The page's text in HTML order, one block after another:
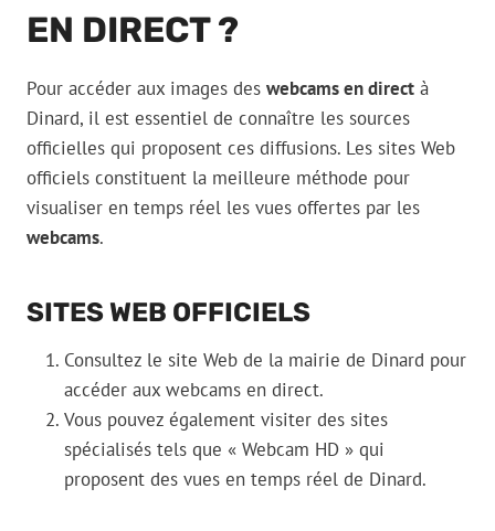
EN DIRECT ?
Pour accéder aux images des webcams en direct à
Dinard, il est essentiel de connaître les sources
officielles qui proposent ces diffusions. Les sites Web
officiels constituent la meilleure méthode pour
visualiser en temps réel les vues offertes par les
webcams.
SITES WEB OFFICIELS
Consultez le site Web de la mairie de Dinard pour
accéder aux webcams en direct.
Vous pouvez également visiter des sites
spécialisés tels que « Webcam HD » qui
proposent des vues en temps réel de Dinard.